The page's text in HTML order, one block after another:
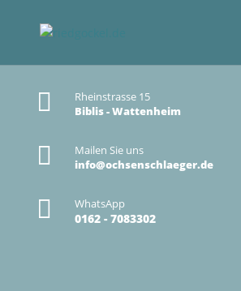

Rheinstrasse 15
Biblis - Wattenheim

Mailen Sie uns
info@ochsenschlaeger.de
 WhatsApp
0162 - 7083302